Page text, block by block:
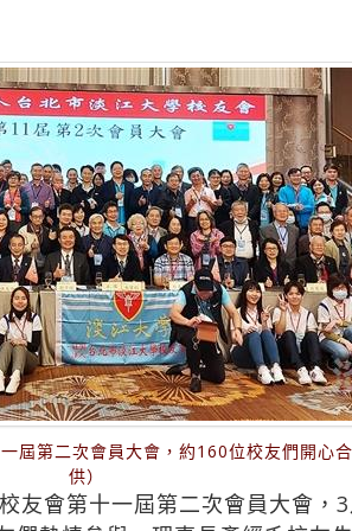
屆第二次會員大會，約160位校友們開心
供）
友會第十一屆第二次會員大會